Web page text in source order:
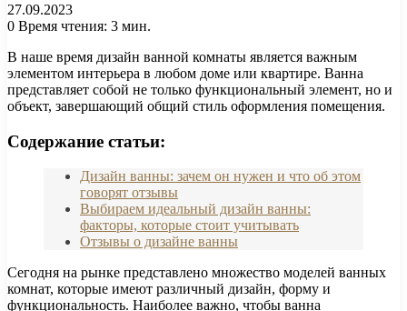
27.09.2023
0 Время чтения: 3 мин.
В наше время дизайн ванной комнаты является важным
элементом интерьера в любом доме или квартире. Ванна
представляет собой не только функциональный элемент, но и
объект, завершающий общий стиль оформления помещения.
Содержание статьи:
Дизайн ванны: зачем он нужен и что об этом
говорят отзывы
Выбираем идеальный дизайн ванны:
факторы, которые стоит учитывать
Отзывы о дизайне ванны
Сегодня на рынке представлено множество моделей ванных
комнат, которые имеют различный дизайн, форму и
функциональность. Наиболее важно, чтобы ванна